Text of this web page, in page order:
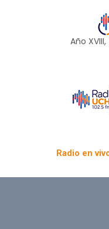
Año
Radio en